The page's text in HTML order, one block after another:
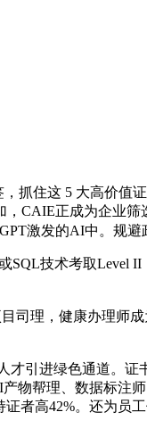
住这 5 大高价值证
CAIE正成为企业
激发的AI中。规避
技术考取Level
司理，健康办理师
引进绿色通道。证
物帮理、数据标注
者高42%。还为员